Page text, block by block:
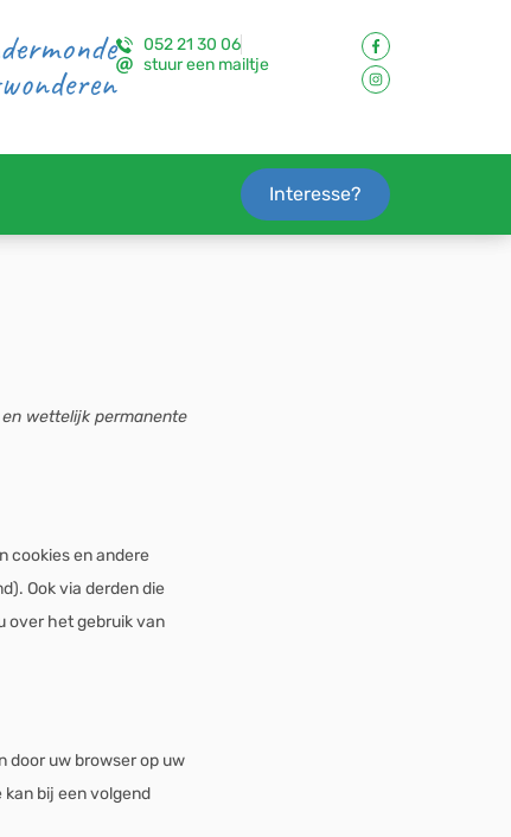
052 21 30 06
stuur een mailtje
Interesse?
wettelijk permanente
cookies en andere
Ook via derden die
over het gebruik van
door uw browser op uw
bij een volgend